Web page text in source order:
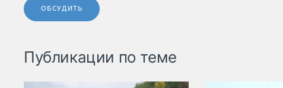
ОБСУДИТЬ
Публикации по теме